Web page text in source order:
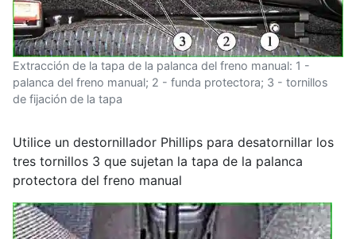
Extracción de la tapa de la palanca del freno manual: 1 -
palanca del freno manual; 2 - funda protectora; 3 - tornillos
de fijación de la tapa
Utilice un destornillador Phillips para desatornillar los
tres tornillos 3 que sujetan la tapa de la palanca
protectora del freno manual